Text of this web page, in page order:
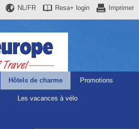
Imprimer
Resa+ login
NL/FR
Hôtels de charme Promotions
Les vacances à vélo